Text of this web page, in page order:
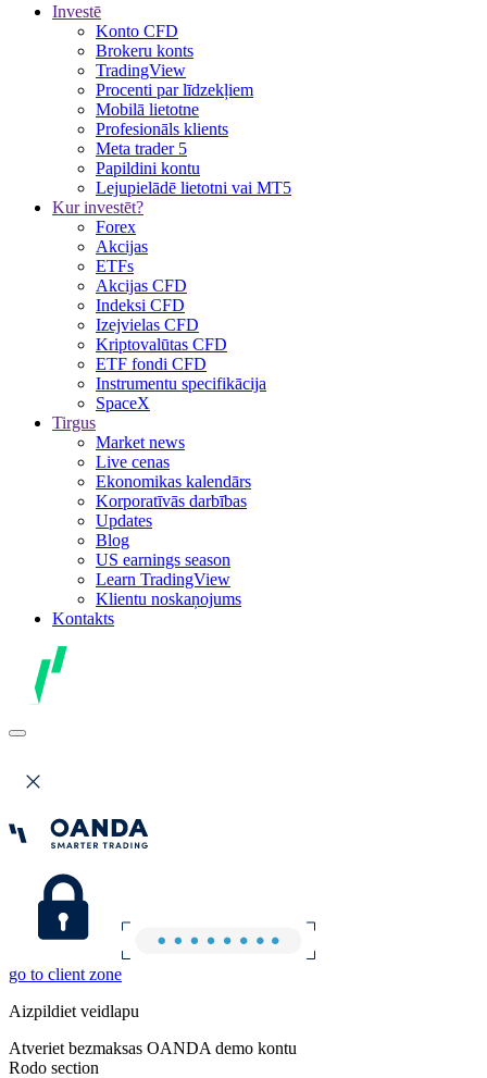
Investē
Konto CFD
Brokeru konts
TradingView
Procenti par līdzekļiem
Mobilā lietotne
Profesionāls klients
Meta trader 5
Papildini kontu
Lejupielādē lietotni vai MT5
Kur investēt?
Forex
Akcijas
ETFs
Akcijas CFD
Indeksi CFD
Izejvielas CFD
Kriptovalūtas CFD
ETF fondi CFD
Instrumentu specifikācija
SpaceX
Tirgus
Market news
Live cenas
Ekonomikas kalendārs
Korporatīvās darbības
Updates
Blog
US earnings season
Learn TradingView
Klientu noskaņojums
Kontakts
go to client zone
Aizpildiet veidlapu
Atveriet bezmaksas OANDA demo kontu
Rodo section